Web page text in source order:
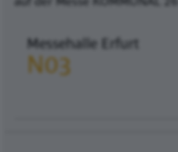
Messehalle Erfurt
N03